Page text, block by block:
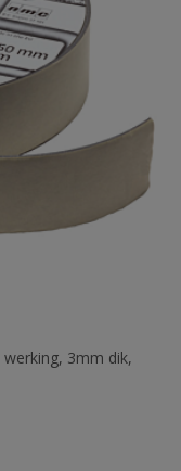
3mm dik,